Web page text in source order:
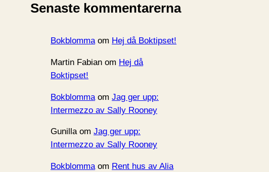
v
Senaste kommentarerna
Bokblommaom Hej då Boktipset!
Martin Fabian om Hej då
Boktipset!
Bokblomma om Jag ger upp:
Intermezzo av Sally Rooney
Gunillaom Jag ger upp:
Intermezzo av Sally Rooney
Bokblommaom Rent hus av Alia